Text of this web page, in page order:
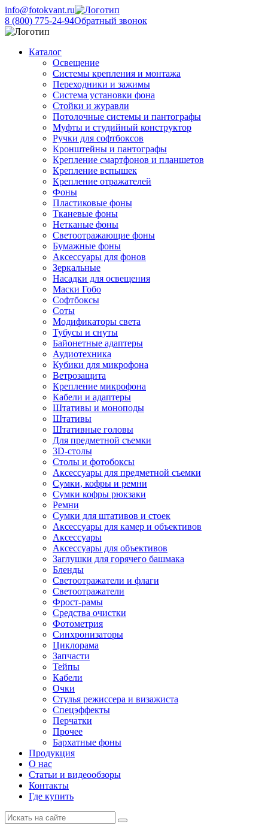
info@fotokvant.ru
8 (800) 775-24-94Обратный звонок
Каталог
Освещение
Системы крепления и монтажа
Переходники и зажимы
Система установки фона
Стойки и журавли
Потолочные системы и пантографы
Муфты и студийный конструктор
Ручки для софтбоксов
Кронштейны и пантографы
Крепление смартфонов и планшетов
Крепление вспышек
Крепление отражателей
Фоны
Пластиковые фоны
Тканевые фоны
Нетканые фоны
Светоотражающие фоны
Бумажные фоны
Аксессуары для фонов
Зеркальные
Насадки для освещения
Маски Гобо
Софтбоксы
Соты
Модификаторы света
Тубусы и снуты
Байонетные адаптеры
Аудиотехника
Кубики для микрофона
Ветрозащита
Крепление микрофона
Кабели и адаптеры
Штативы и моноподы
Штативы
Штативные головы
Для предметной съемки
3D-столы
Столы и фотобоксы
Аксессуары для предметной съемки
Сумки, кофры и ремни
Сумки кофры рюкзаки
Ремни
Сумки для штативов и стоек
Аксессуары для камер и объективов
Аксессуары
Аксессуары для объективов
Заглушки для горячего башмака
Бленды
Светоотражатели и флаги
Светоотражатели
Фрост-рамы
Средства очистки
Фотометрия
Синхронизаторы
Циклорама
Запчасти
Тейпы
Кабели
Очки
Стулья режиссера и визажиста
Спецэффекты
Перчатки
Прочее
Бархатные фоны
Продукция
О нас
Статьи и видеообзоры
Контакты
Где купить